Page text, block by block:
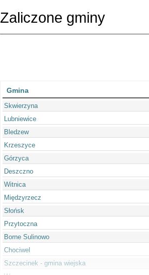
Zaliczone gminy
Gmina
Skwierzyna
Lubniewice
Bledzew
Krzeszyce
Górzyca
Deszczno
Witnica
Międzyrzecz
Słońsk
Przytoczna
Borne Sulinowo
Chociwel
Szczecinek - gmina wiejska